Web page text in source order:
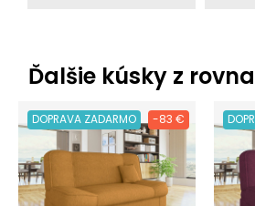
Ďalšie kúsky z
DOPRAVA ZADARMO -83 €